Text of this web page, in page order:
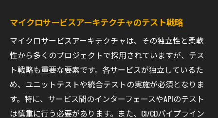
マイクロサービスアーキテクチャのテスト戦略
マイクロサービスアーキテクチャは、その独立性と柔軟
性から多くのプロジェクトで採用されていますが、テス
ト戦略も重要な要素です。各サービスが独立しているた
め、ユニットテストや統合テストの実施が必須となりま
す。特に、サービス間のインターフェースやAPIのテスト
は慎重に行う必要があります。また、CI/CDパイプライン